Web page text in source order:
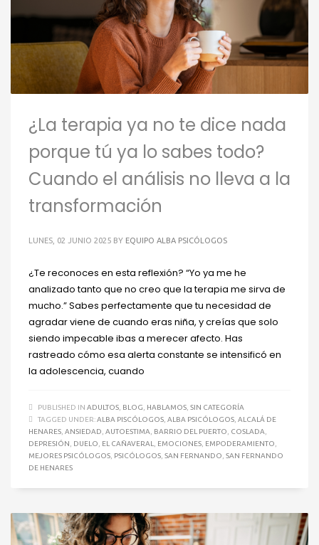
¿La terapia ya no te dice nada
porque tú ya lo sabes todo?
Cuando el análisis no lleva a la
transformación
LUNES, 02 JUNIO 2025 BY EQUIPO ALBA PSICÓLOGOS
¿Te reconoces en esta reflexión? “Yo ya me he
analizado tanto que no creo que la terapia me sirva de
mucho.” Sabes perfectamente que tu necesidad de
agradar viene de cuando eras niña, y creías que solo
siendo impecable ibas a merecer afecto. Has
rastreado cómo esa alerta constante se intensificó en
la adolescencia, cuando
PUBLISHED IN ADULTOS BLOG HABLAMOS SIN CATEGORÍA
TAGGED UNDER:ALBA PISCÓLOGOS ALBA PSICÓLOGOS ALCALÁ DE
HENARES ANSIEDAD AUTOESTIMA BARRIO DEL PUERTO COSLADA
DEPRESIÓN
DUELO EL CAÑAVERAL EMOCIONES EMPODERAMIENTO
MEJORES PSICÓLOGOS PSICÓLOGOS SAN FERNANDO SAN FERNANDO
DE HENARES